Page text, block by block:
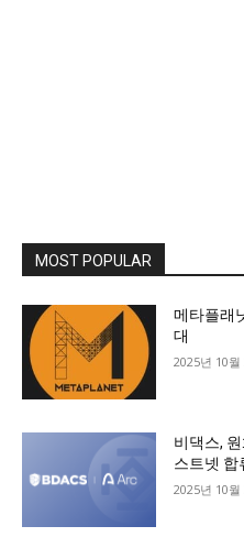
MOST POPULAR
메타플래
대
2025년 10월
비댁스, 원
스트넷 합
2025년 10